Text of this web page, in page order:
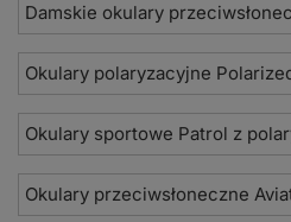
Damskie okulary
Okulary polaryzacyjne
Okulary sportowe Patrol z
Okulary przeciwsłoneczne